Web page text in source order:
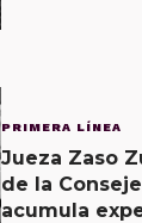
PRIMERA LÍNEA
Jueza Zaso
de la
acumula